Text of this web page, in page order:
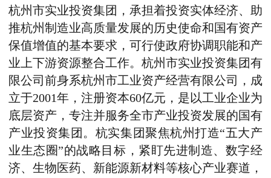
杭州市实业投资集团，承担着投资实体经济、助
推杭州制造业高质量发展的历史使命和国有资产
保值增值的基本要求，可行使政府协调职能和产
业上下游资源整合工作。杭州市实业投资集团有
限公司前身系杭州市工业资产经营有限公司，成
立于2001年，注册资本60亿元，是以工业企业为
底层资产，专注并服务全市产业投资发展的国有
产业投资集团。杭实集团聚焦杭州打造“五大产
业生态圈”的战略目标，紧盯先进制造、数字经
济、生物医药、新能源新材料等核心产业赛道，